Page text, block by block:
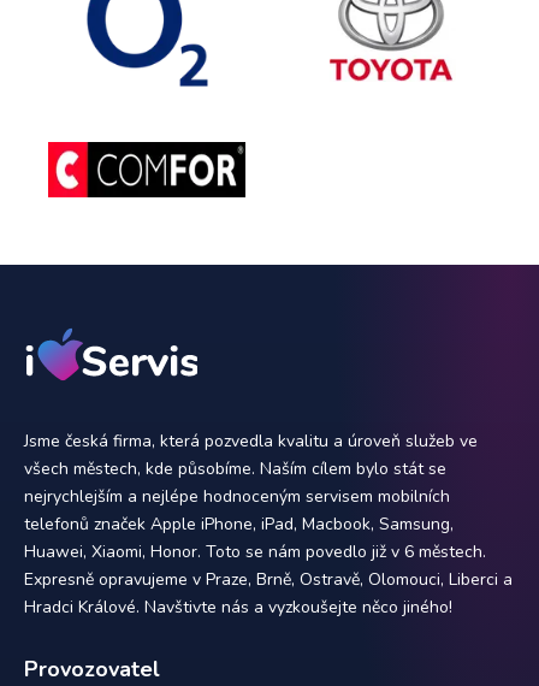
Jsme česká firma, která pozvedla kvalitu a úroveň služeb ve
všech městech, kde působíme. Naším cílem bylo stát se
nejrychlejším a nejlépe hodnoceným servisem mobilních
telefonů značek Apple iPhone, iPad, Macbook, Samsung,
Huawei, Xiaomi, Honor. Toto se nám povedlo již v 6 městech.
Expresně opravujeme v Praze, Brně, Ostravě, Olomouci, Liberci a
Hradci Králové. Navštivte nás a vyzkoušejte něco jiného!
Provozovatel